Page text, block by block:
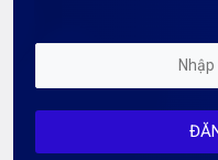
Mỗi tuần 01 Server